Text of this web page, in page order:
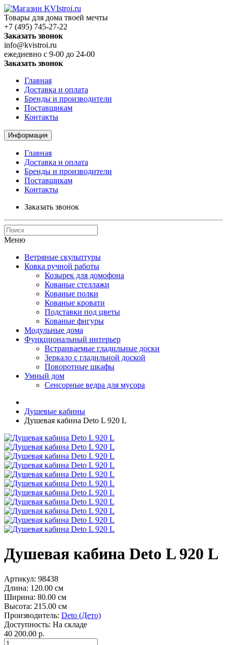
Товары для дома твоей мечты
+7 (495) 745-27-22
Заказать звонок
info@kvistroi.ru
ежедневно с 9-00 до 24-00
Заказать звонок
Главная
Доставка и оплата
Бренды и производители
Поставщикам
Контакты
Информация
Главная
Доставка и оплата
Бренды и производители
Поставщикам
Контакты
Заказать звонок
Меню
Ветряные скульптуры
Ковка ручной работы
Козырек для домофона
Кованые стеллажи
Кованые полки
Кованые кровати
Подставки под цветы
Кованые фигуры
Модульные дома
Функциональный интерьер
Встраиваемые гладильные доски
Зеркало с гладильной доской
Поворотные шкафы
Умный дом
Сенсорные ведра для мусора
Душевые кабины
Душевая кабина Deto L 920 L
Душевая кабина Deto L 920 L
Артикул: 98438
Длина: 120.00 см
Ширина: 80.00 см
Высота: 215.00 см
Производитель: Deto (Дето)
Доступность: На складе
40 200.00 р.